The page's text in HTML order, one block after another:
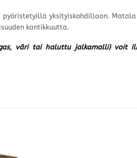
yksityiskohdillaan.
kantikkuutta.
väri tai haluttu jalkamalli) voit